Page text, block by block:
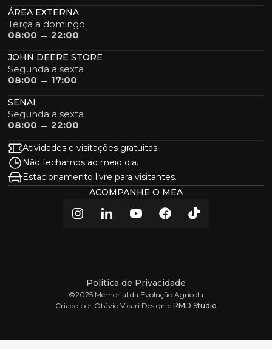
ÁREA EXTERNA
Terça a domingo
08:00 → 22:00
JOHN DEERE STORE
Segunda a sexta
08:00 → 17:00
SENAI
Segunda a sexta
08:00 → 22:00
Atividades e visitações gratuitas.
Não fechamos ao meio dia.
Estacionamento livre para visitantes.
ACOMPANHE O MEA
Politica de Privacidade
©2025 Memorial da Evolução Agrícola
Criado por Otávio Vicari Design e RMD Studio